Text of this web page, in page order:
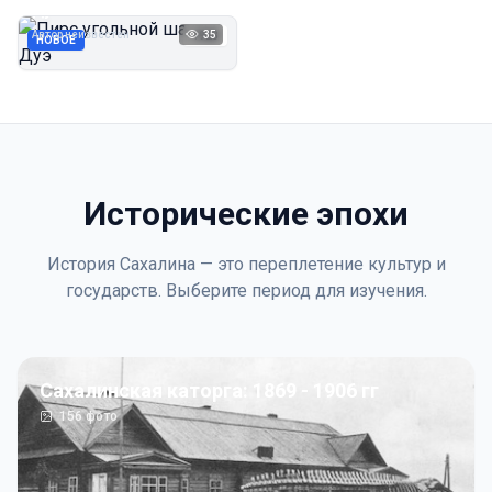
НОВОЕ 1923
Автор неизвестен 35
Исторические эпохи
История Сахалина — это переплетение культур и
государств. Выберите период для изучения.
Сахалинская каторга: 1869 - 1906 гг
156фото